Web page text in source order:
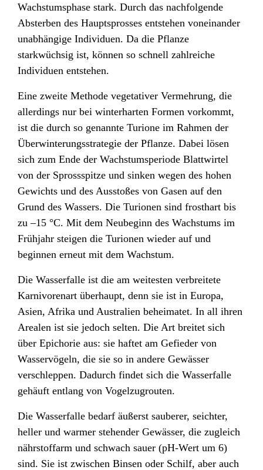
Wachstumsphase stark. Durch das nachfolgende
Absterben des Hauptsprosses entstehen voneinander
unabhängige Individuen. Da die Pflanze
starkwüchsig ist, können so schnell zahlreiche
Individuen entstehen.
Eine zweite Methode vegetativer Vermehrung, die
allerdings nur bei winterharten Formen vorkommt,
ist die durch so genannte Turione im Rahmen der
Überwinterungsstrategie der Pflanze. Dabei lösen
sich zum Ende der Wachstumsperiode Blattwirtel
von der Sprossspitze und sinken wegen des hohen
Gewichts und des Ausstoßes von Gasen auf den
Grund des Wassers. Die Turionen sind frosthart bis
zu –15 °C. Mit dem Neubeginn des Wachstums im
Frühjahr steigen die Turionen wieder auf und
beginnen erneut mit dem Wachstum.
Die Wasserfalle ist die am weitesten verbreitete
Karnivorenart überhaupt, denn sie ist in Europa,
Asien, Afrika und Australien beheimatet. In all ihren
Arealen ist sie jedoch selten. Die Art breitet sich
über Epichorie aus: sie haftet am Gefieder von
Wasservögeln, die sie so in andere Gewässer
verschleppen. Dadurch findet sich die Wasserfalle
gehäuft entlang von Vogelzugrouten.
Die Wasserfalle bedarf äußerst sauberer, seichter,
heller und warmer stehender Gewässer, die zugleich
nährstoffarm und schwach sauer (pH-Wert um 6)
sind. Sie ist zwischen Binsen oder Schilf, aber auch